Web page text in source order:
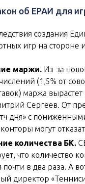
об ЕРАИ для
создания
игр на стороне
маржи. Из-за
(1,5% от
маржа вырастет
Сергеев. От
дня» с
могут
количества БК.
что количество
почти в два раза. А
директор